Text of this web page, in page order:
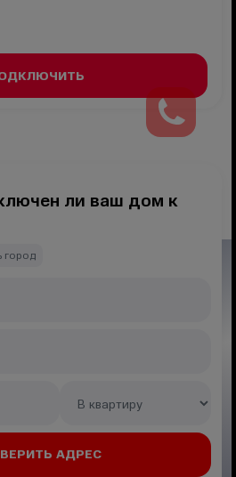
ли ваш дом к
город